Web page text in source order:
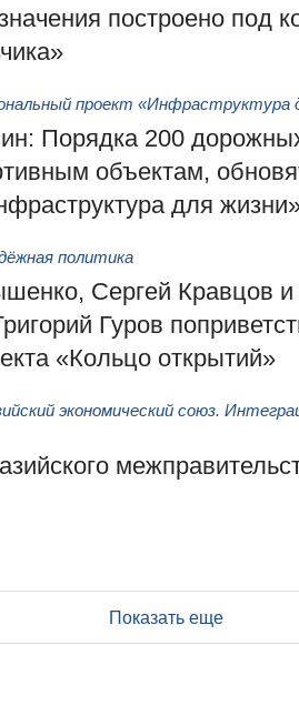
построено под
проект «Инфраструктура
Порядка 200
объектам,
для
политика
Сергей Кравцов и
Гуров
«Кольцо открытий»
экономический союз.
Показать еще